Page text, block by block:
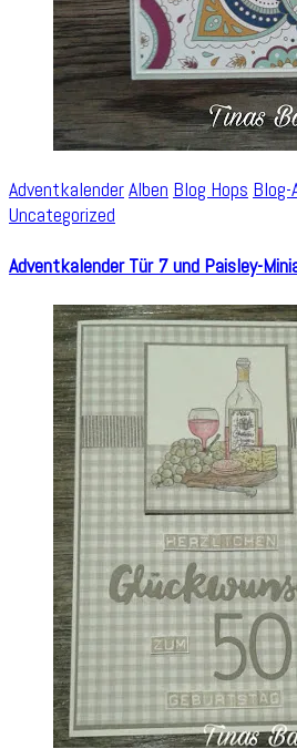
AdventkalenderAlben Blog Hops
Uncategorized
Adventkalender Tür 7 und Paisley-